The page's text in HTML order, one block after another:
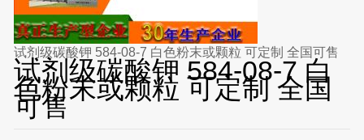
试剂级碳酸钾 584-08-7 白色粉末或颗粒 可定制 全国可售
试剂级碳酸钾 584-08-7 白
色粉末或颗粒 可定制 全国
可售